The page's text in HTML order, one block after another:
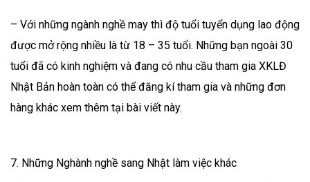
– Với những ngành nghề may thì độ tuổi tuyển dụng lao động
được mở rộng nhiều là từ 18 – 35 tuổi. Những bạn ngoài 30
tuổi đã có kinh nghiệm và đang có nhu cầu tham gia XKLĐ
Nhật Bản hoàn toàn có thể đăng kí tham gia và những đơn
hàng khác xem thêm tại bài viết này.
7. Những Nghành nghề sang Nhật làm việc khác